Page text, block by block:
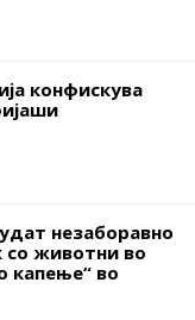
конфискува
незаборавно
со животни во
капење“ во